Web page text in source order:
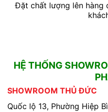
Đặt chất lượng lên hàng
HỆ THỐNG
SHOWROOM THỦ ĐỨC
Quốc lộ 13, Phường Hiệp